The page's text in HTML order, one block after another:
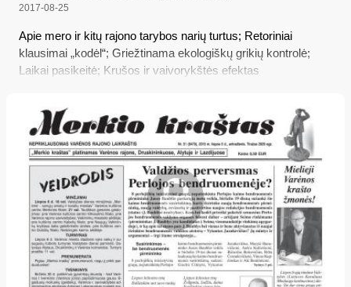
2017-08-25
Apie mero ir kitų rajono tarybos narių turtus; Retoriniai
klausimai „kodėl“; Griežtinama ekologiškų grikių kontrolė;
Laikai pasikeitė; Krušos ir vaivorykštės efektas